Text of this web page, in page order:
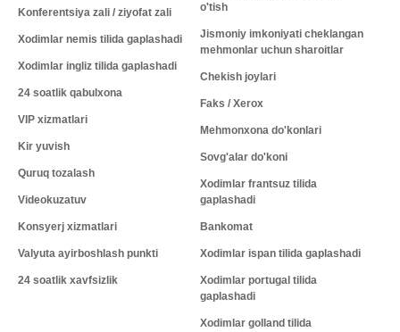
Konferentsiya zali / ziyofat zali
Xodimlar nemis tilida gaplashadi
Xodimlar ingliz tilida gaplashadi
24 soatlik qabulxona
VIP xizmatlari
Kir yuvish
Quruq tozalash
Videokuzatuv
Konsyerj xizmatlari
Valyuta ayirboshlash punkti
24 soatlik xavfsizlik
o'tish
Jismoniy imkoniyati cheklangan
mehmonlar uchun sharoitlar
Chekish joylari
Faks / Xerox
Mehmonxona do'konlari
Sovg'alar do'koni
Xodimlar frantsuz tilida
gaplashadi
Bankomat
Xodimlar ispan tilida gaplashadi
Xodimlar portugal tilida
gaplashadi
Xodimlar golland tilida